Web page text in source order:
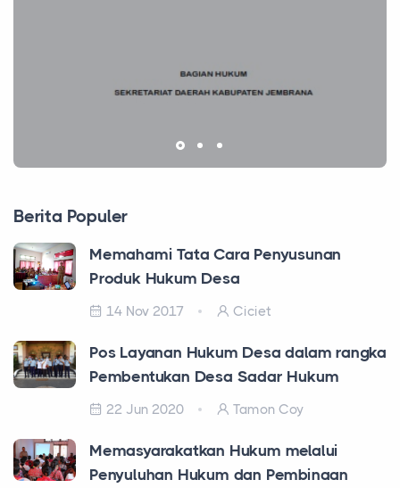
Berita Populer
Memahami Tata Cara Penyusunan
Produk Hukum Desa
14 Nov 2017 Ciciet
Pos Layanan Hukum Desa dalam rangka
Pembentukan Desa Sadar Hukum
22 Jun 2020 Tamon Coy
Memasyarakatkan Hukum melalui
Penyuluhan Hukum dan Pembinaan